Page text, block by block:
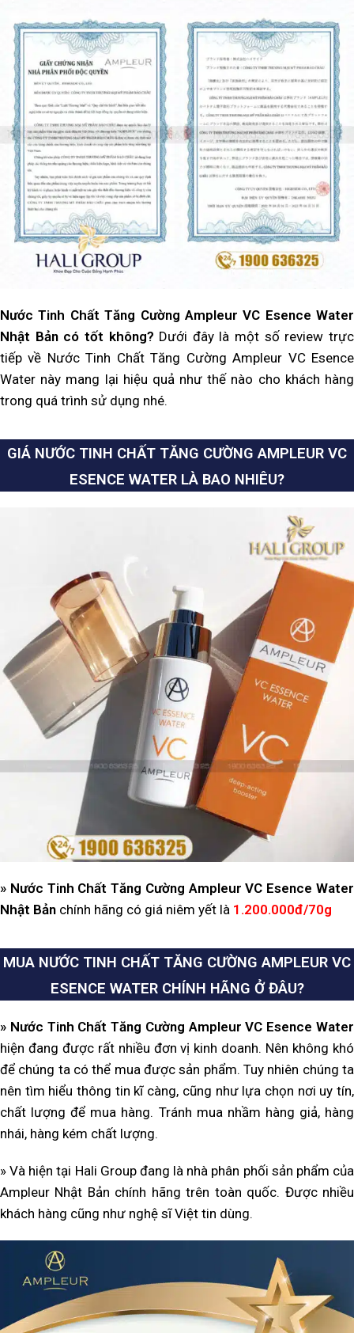
Nước Tinh Chất Tăng Cường Ampleur VC Esence Water
Nhật Bản có tốt không? Dưới đây là một số review trực
tiếp về Nước Tinh Chất Tăng Cường Ampleur VC Esence
Water này mang lại hiệu quả như thế nào cho khách hàng
trong quá trình sử dụng nhé.
GIÁ NƯỚC TINH CHẤT TĂNG CƯỜNG AMPLEUR VC
ESENCE WATER LÀ BAO NHIÊU?
» Nước Tinh Chất Tăng Cường Ampleur VC Esence Water
Nhật Bản chính hãng có giá niêm yết là 1.200.000đ/70g
MUA NƯỚC TINH CHẤT TĂNG CƯỜNG AMPLEUR VC
ESENCE WATER CHÍNH HÃNG Ở ĐÂU?
» Nước Tinh Chất Tăng Cường Ampleur VC Esence Water
hiện đang được rất nhiều đơn vị kinh doanh. Nên không khó
để chúng ta có thể mua được sản phẩm. Tuy nhiên chúng ta
nên tìm hiểu thông tin kĩ càng, cũng như lựa chọn nơi uy tín,
chất lượng để mua hàng. Tránh mua nhầm hàng giả, hàng
nhái, hàng kém chất lượng.
» Và hiện tại Hali Group đang là nhà phân phối sản phẩm của
Ampleur Nhật Bản chính hãng trên toàn quốc. Được nhiều
khách hàng cũng như nghệ sĩ Việt tin dùng.